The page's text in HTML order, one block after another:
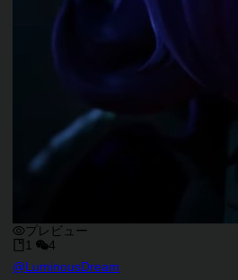
プレビュー
1
4
キャラクタークリエイター
@LuminousDream